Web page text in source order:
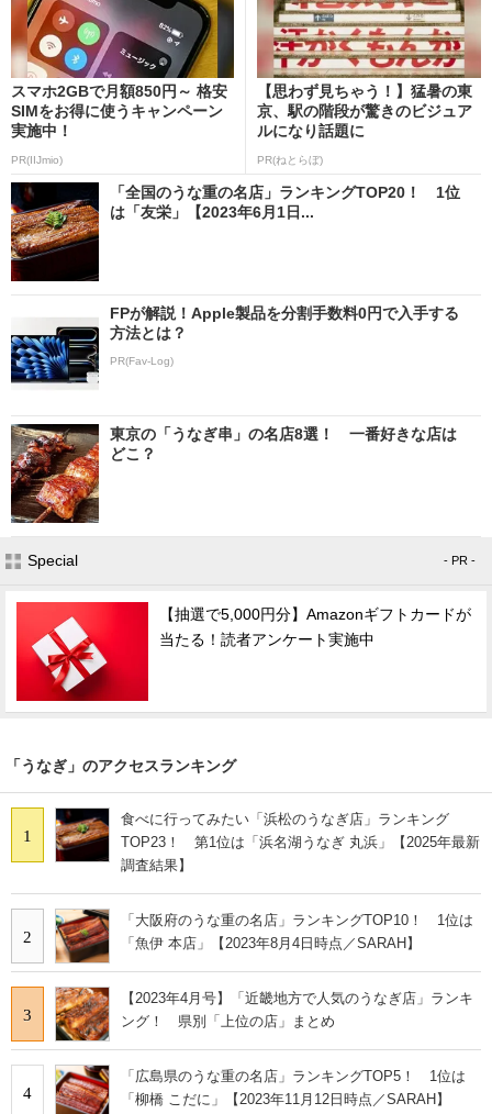
スマホ2GBで月額850円～ 格安
SIMをお得に使うキャンペーン
実施中！
PR(IIJmio)
【思わず見ちゃう！】猛暑の東
京、駅の階段が驚きのビジュア
ルになり話題に
PR(ねとらぼ)
「全国のうな重の名店」ランキングTOP20！ 1位
は「友栄」【2023年6月1日...
FPが解説！Apple製品を分割手数料0円で入手する
方法とは？
PR(Fav-Log)
東京の「うなぎ串」の名店8選！ 一番好きな店は
どこ？
Special - PR -
【抽選で5,000円分】Amazonギフトカードが
当たる！読者アンケート実施中
「うなぎ」のアクセスランキング
1
食べに行ってみたい「浜松のうなぎ店」ランキング
TOP23！ 第1位は「浜名湖うなぎ 丸浜」【2025年最新
調査結果】
2
「大阪府のうな重の名店」ランキングTOP10！ 1位は
「魚伊 本店」【2023年8月4日時点／SARAH】
3
【2023年4月号】「近畿地方で人気のうなぎ店」ランキ
ング！ 県別「上位の店」まとめ
4
「広島県のうな重の名店」ランキングTOP5！ 1位は
「柳橋 こだに」【2023年11月12日時点／SARAH】